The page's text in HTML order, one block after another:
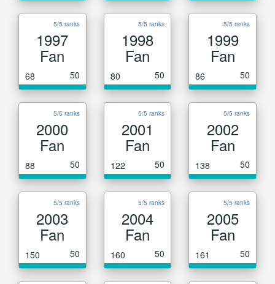
5/5 ranks
1997
Fan
68 50
5/5 ranks
1998
Fan
80 50
5/5 ranks
1999
Fan
86 50
5/5 ranks
2000
Fan
88 50
5/5 ranks
2001
Fan
122 50
5/5 ranks
2002
Fan
138 50
5/5 ranks
2003
Fan
150 50
5/5 ranks
2004
Fan
160 50
5/5 ranks
2005
Fan
161 50